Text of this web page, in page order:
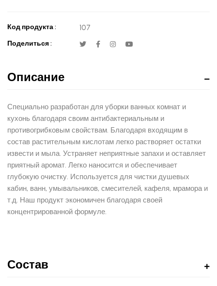
Код продукта : 107
Поделиться :
Описание
Специально разработан для уборки ванных комнат и
кухонь благодаря своим антибактериальным и
противогрибковым свойствам. Благодаря входящим в
состав растительным кислотам легко растворяет остатки
извести и мыла. Устраняет неприятные запахи и оставляет
приятный аромат. Легко наносится и обеспечивает
глубокую очистку. Используется для чистки душевых
кабин, ванн, умывальников, смесителей, кафеля, мрамора и
т.д. Наш продукт экономичен благодаря своей
концентрированной формуле.
Состав